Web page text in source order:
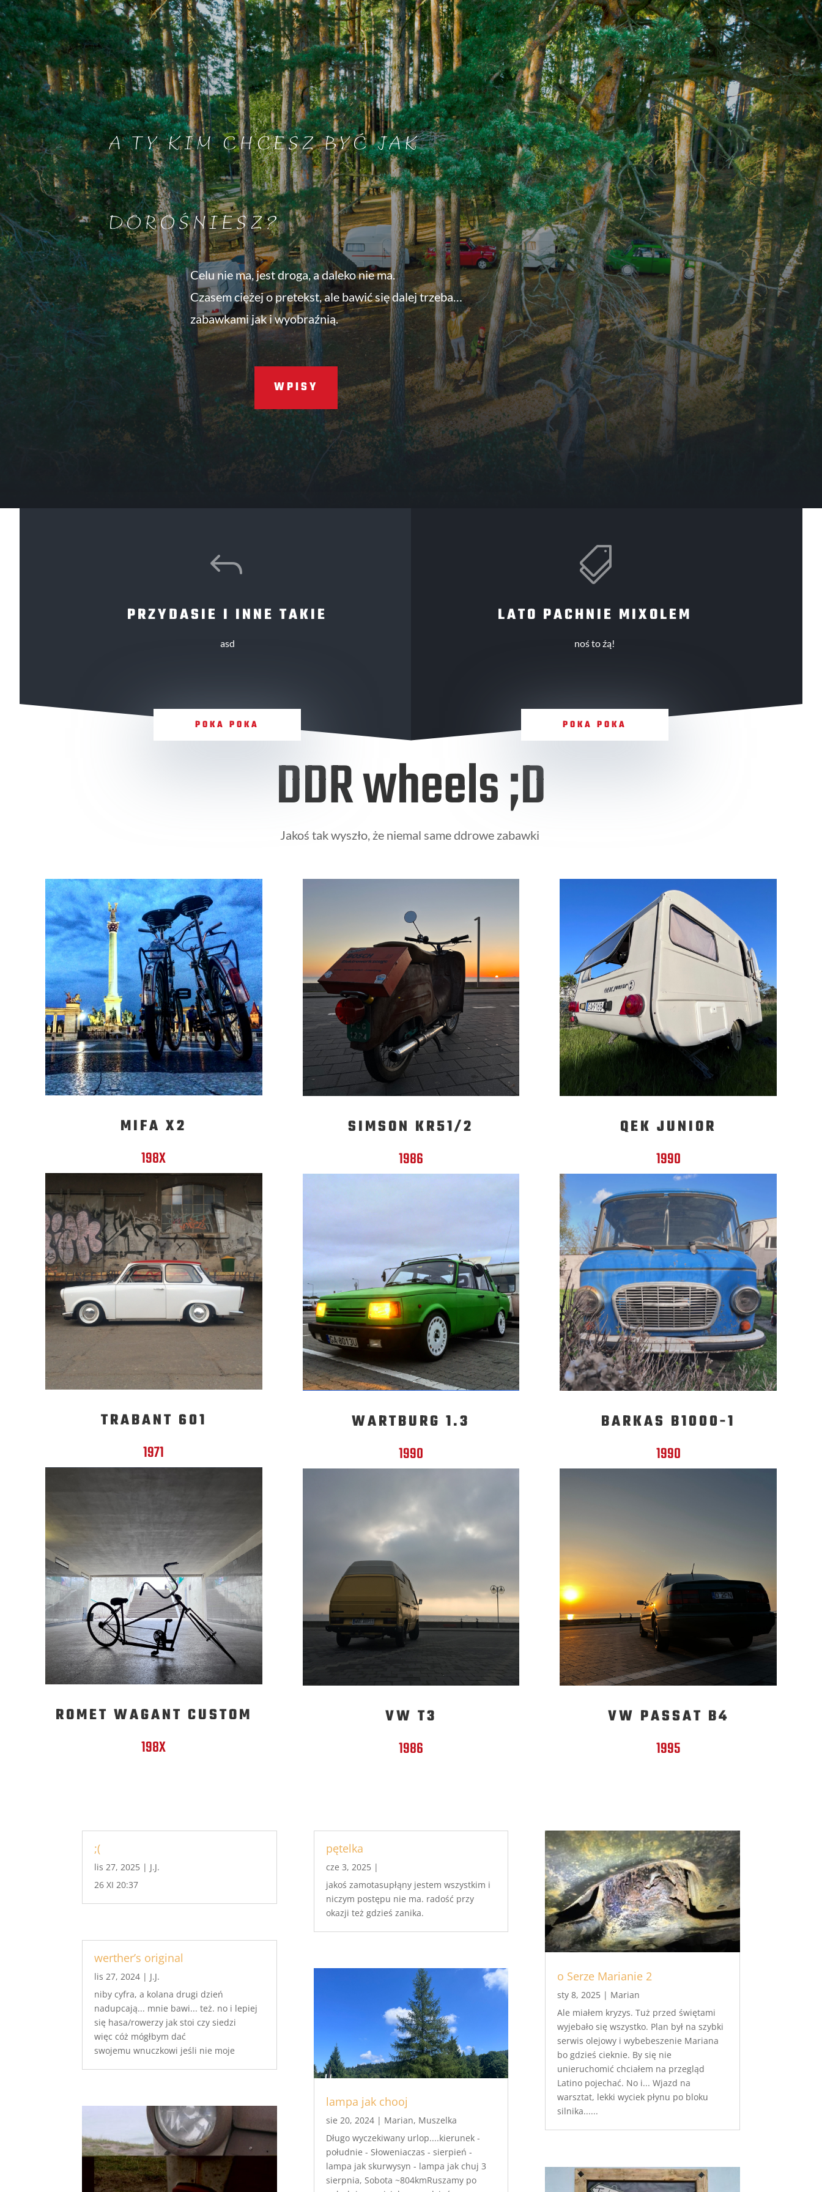
A TY KIM CHCESZ BYĆ JAK
DOROŚNIESZ?
Celu nie ma, jest droga, a daleko nie ma.
Czasem ciężej o pretekst, ale bawić się dalej trzeba…
zabawkami jak i wyobraźnią.
WPISY
J
PRZYDASIE I INNE TAKIE
asd
POKA POKA

LATO PACHNIE MIXOLEM
noś to źą!
POKA POKA
DDR wheels ;D
Jakoś tak wyszło, że niemal same ddrowe zabawki
MIFA X2
198X
TRABANT 601
1971
ROMET WAGANT CUSTOM
198X
SIMSON KR51/2
1986
WARTBURG 1.3
1990
VW T3
1986
QEK JUNIOR
1990
BARKAS B1000-1
1990
VW PASSAT B4
1995
;(
lis 27, 2025 | J.J.
26 XI 20:37
werther’s original
lis 27, 2024 | J.J.
niby cyfra, a kolana drugi dzień
nadupcają... mnie bawi... też. no i lepiej
się hasa/rowerzy jak stoi czy siedzi
więc cóż mógłbym dać
swojemu wnuczkowi jeśli nie moje
pętelka
cze 3, 2025|
jakoś zamotasupłąny jestem wszystkim i
niczym postępu nie ma. radość przy
okazji też gdzieś zanika.
lampa jak chooj
sie 20, 2024| Marian, Muszelka
Długo wyczekiwany urlop....kierunek -
południe - Słoweniaczas - sierpień -
lampa jak skurwysyn - lampa jak chuj 3
sierpnia, Sobota ~804kmRuszamy po
o Serze Marianie 2
sty 8, 2025| Marian
Ale miałem kryzys. Tuż przed świętami
wyjebało się wszystko. Plan był na szybki
serwis olejowy i wybebeszenie Mariana
bo gdzieś cieknie. By się nie
unieruchomić chciałem na przegląd
Latino pojechać. No i... Wjazd na
warsztat, lekki wyciek płynu po bloku
silnika......